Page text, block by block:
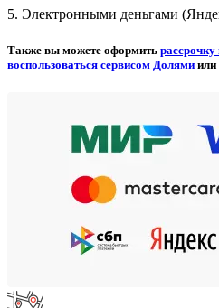
5. Электронными деньгами
Также вы можете оформить рассрочку
воспользоваться сервисом Долями или